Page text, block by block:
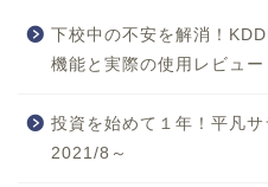
下校中の不安を解消！
機能と実際の使用レビュー
投資を始めて１年！平凡
2021/8～